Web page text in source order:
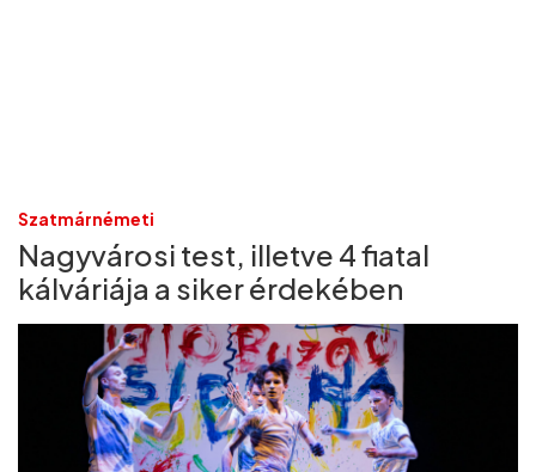
Szatmárnémeti
Nagyvárosi test, illetve 4 fiatal
kálváriája a siker érdekében